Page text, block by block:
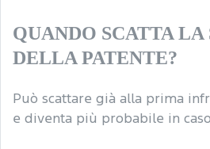
QUANDO SCATTA LA
DELLA PATENTE?
Può scattare già alla prima
e diventa più probabile in